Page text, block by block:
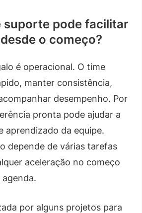
suporte pode facilitar
o começo?
é operacional. O time
manter consistência,
desempenho. Por
pronta pode ajudar a
aprendizado da equipe.
depende de várias tarefas
aceleração no começo
por alguns projetos para